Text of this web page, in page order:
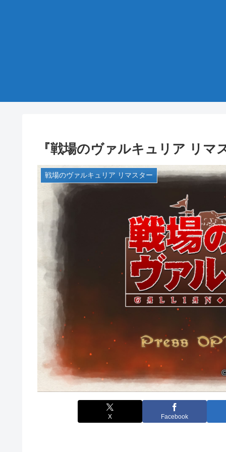
『戦場のヴァルキュリア リマ
戦場のヴァルキュリア リマスター
X Facebook